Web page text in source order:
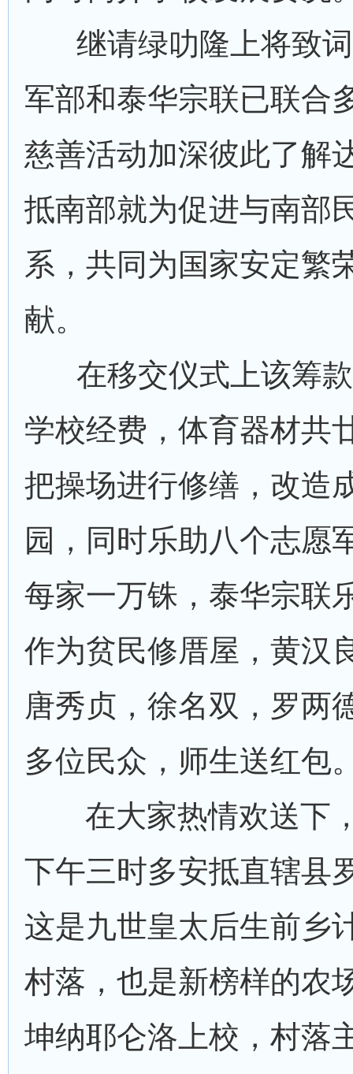
继请绿叻隆上将致
军部和泰华宗联已联合
慈善活动加深彼此了解
抵南部就为促进与南部
系，共同为国家安定繁
献。
在移交仪式上该筹
学校经费，体育器材共
把操场进行修缮，改造
园，同时乐助八个志愿
每家一万铢，泰华宗联
作为贫民修厝屋，黄汉
唐秀贞，徐名双，罗两
多位民众，师生送红包
在大家热情欢送下
下午三时多安抵直辖县
这是九世皇太后生前乡
村落，也是新榜样的农
坤纳耶仑洛上校，村落